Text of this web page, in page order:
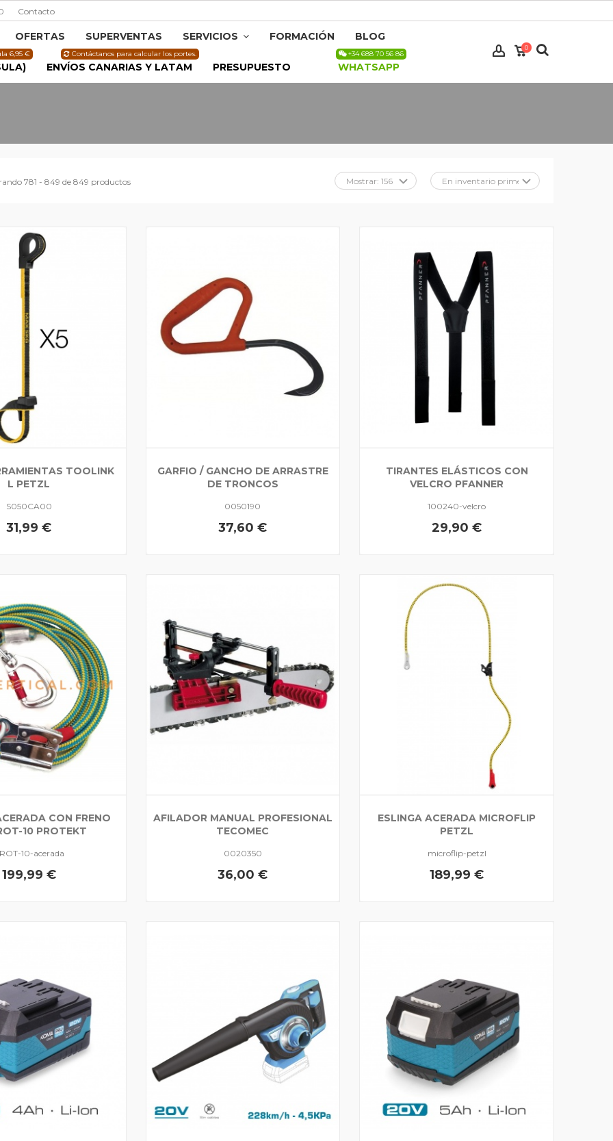
Contacto
OFERTAS SUPERVENTAS SERVICIOS FORMACIÓN BLOG
6,95 €
WHATSAPP
+34 688 70 56 86
ENVÍOS CANARIAS Y LATAM
Contáctanos para calcular los portes.
PRESUPUESTO
0
781 - 849 de 849 productos
TOOLINK
L PETZL
S050CA00
31,99 €
GARFIO / GANCHO DE ARRASTRE
DE TRONCOS
0050190
37,60 €
TIRANTES ELÁSTICOS CON
VELCRO PFANNER
100240-velcro
29,90 €
CON FRENO
10 PROTEKT
10-acerada
199,99 €
AFILADOR MANUAL PROFESIONAL
TECOMEC
0020350
36,00 €
ESLINGA ACERADA MICROFLIP
PETZL
microflip-petzl
189,99 €